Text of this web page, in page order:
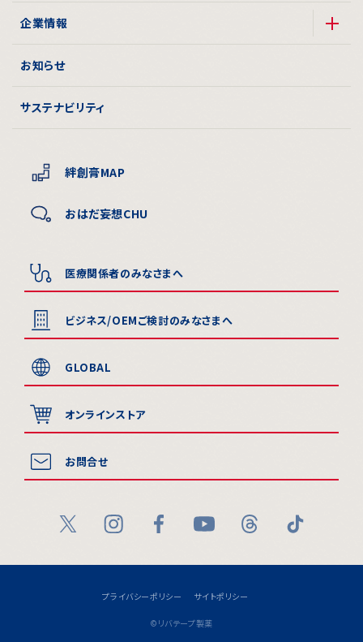
企業情報
お知らせ
サステナビリティ
絆創膏MAP
おはだ妄想CHU
医療関係者のみなさまへ
ビジネス/OEMご検討のみなさまへ
GLOBAL
オンラインストア
お問合せ
プライバシーポリシー サイトポリシー
©リバテープ製薬